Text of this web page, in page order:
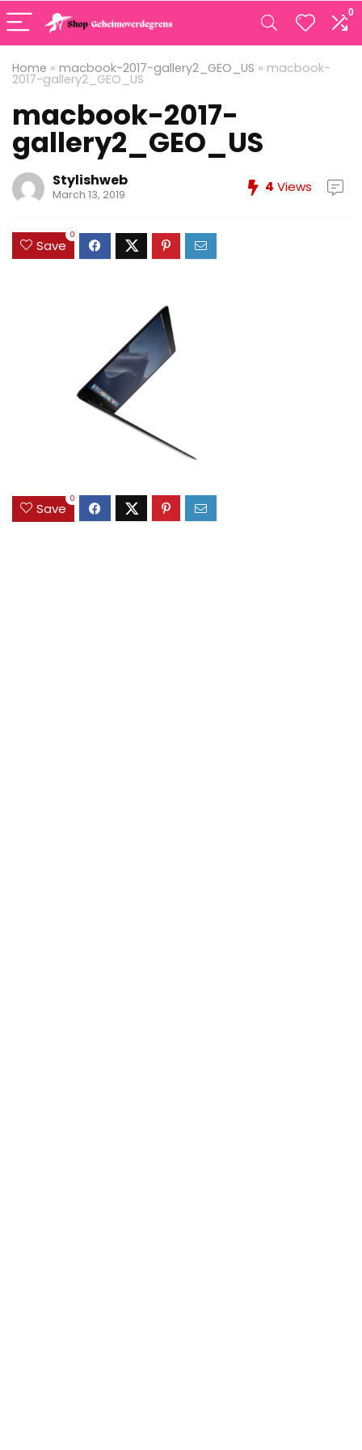
0
Home » macbook-2017-gallery2_GEO_US » macbook-
2017-gallery2_GEO_US
macbook-2017-
gallery2_GEO_US
Stylishweb
March 13, 2019 4 Views
Save
0
Save
0